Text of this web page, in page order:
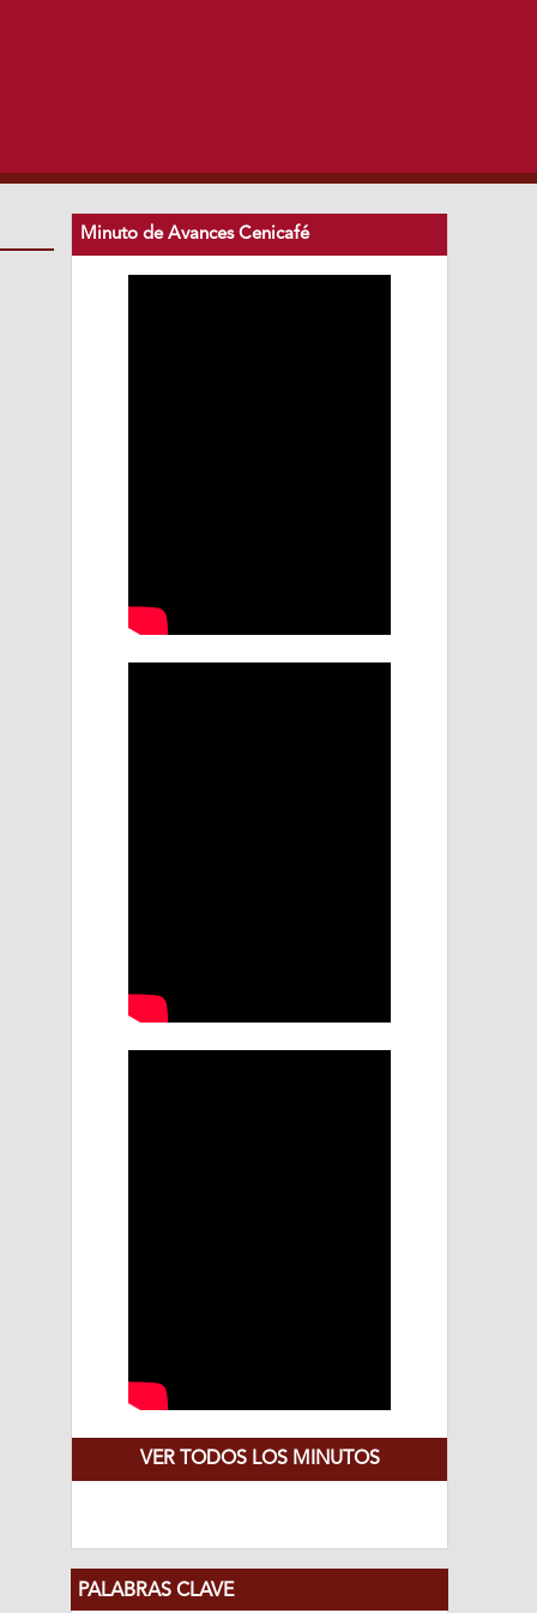
Minuto de Avances Cenicafé
VER TODOS LOS MINUTOS
PALABRAS CLAVE